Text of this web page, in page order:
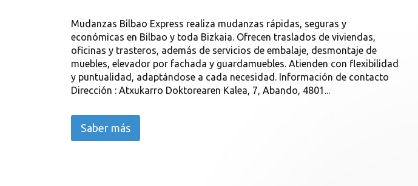
Mudanzas Bilbao Express realiza mudanzas rápidas, seguras y
económicas en Bilbao y toda Bizkaia. Ofrecen traslados de viviendas,
oficinas y trasteros, además de servicios de embalaje, desmontaje de
muebles, elevador por fachada y guardamuebles. Atienden con flexibilidad
y puntualidad, adaptándose a cada necesidad. Información de contacto
Dirección : Atxukarro Doktorearen Kalea, 7, Abando, 4801...
Saber más